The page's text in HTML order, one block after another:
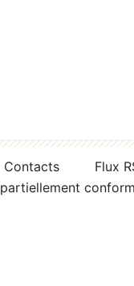
Contacts
Flux